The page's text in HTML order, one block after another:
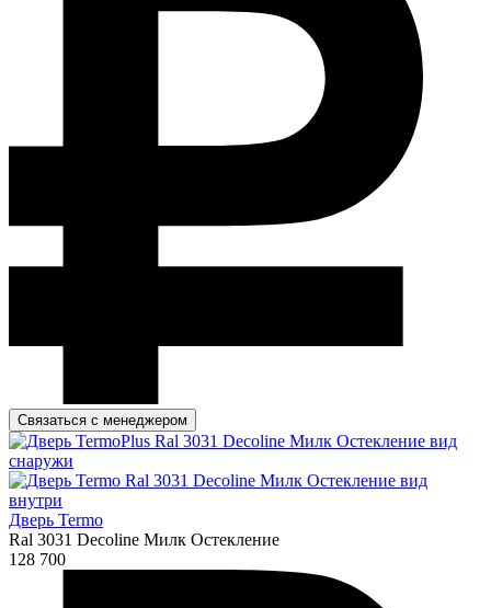
Связаться с менеджером
Дверь Termo
Ral 3031 Decoline Милк Остекление
128 700